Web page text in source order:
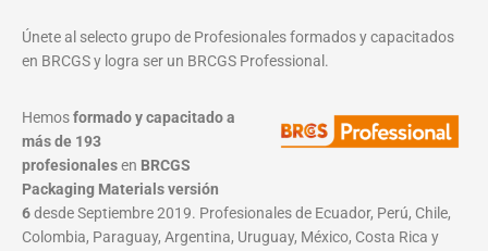
Únete al selecto grupo de Profesionales formados y capacitados
en BRCGS y logra ser un BRCGS Professional.
Hemosformado y capacitado a
más de 193
profesionalesen BRCGS
Packaging Materialsversión
6desde Septiembre 2019. Profesionales de Ecuador, Perú, Chile,
Colombia, Paraguay, Argentina, Uruguay, México, Costa Rica y